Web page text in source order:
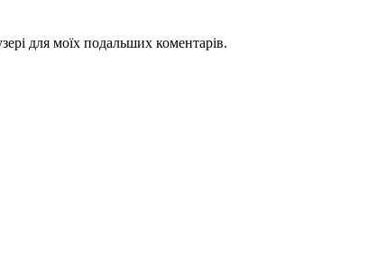
для моїх подальших коментарів.